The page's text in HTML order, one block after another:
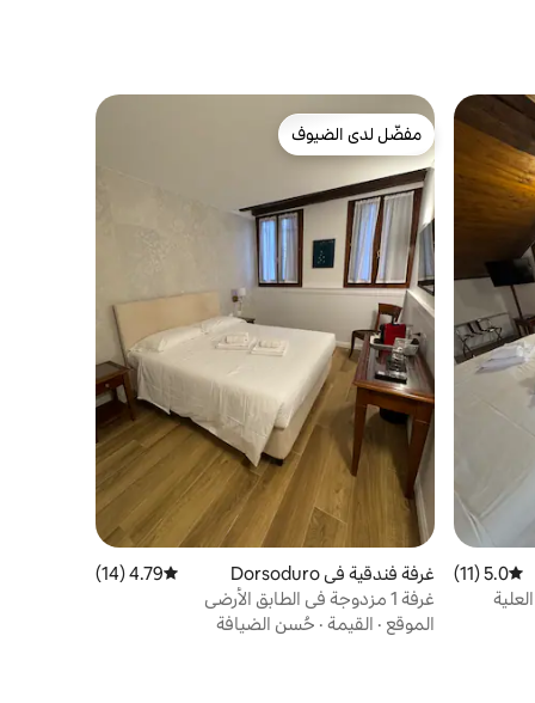
متوسط التقييم 5.0 من 5، 11 مراجعات
5.0 (11)
مفضّل لدى الضيوف
مفضّل لدى الضيوف
غرفة فندقية في Dorsoduro متوسط التقييم 4.79 من 5، 14 مراجعات
4.79 (14)
غرفة 1 مزدوجة في الطابق الأرضي
الموقع · القيمة · حُسن الضيافة